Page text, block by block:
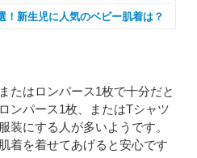
！新生児に人気のベビー肌着は？
たはロンパース1枚で十分だと
ンパース1枚、またはTシャツ
装にする人が多いようです。
着を着せてあげると安心です